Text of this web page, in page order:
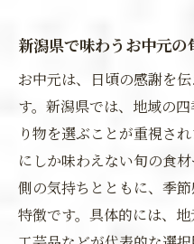
新潟県で味わうお中元
お中元は、日頃の感謝を
す。新潟県では、地域の
り物を選ぶことが重視さ
にしか味わえない旬の食
側の気持ちとともに、季
特徴です。具体的には、